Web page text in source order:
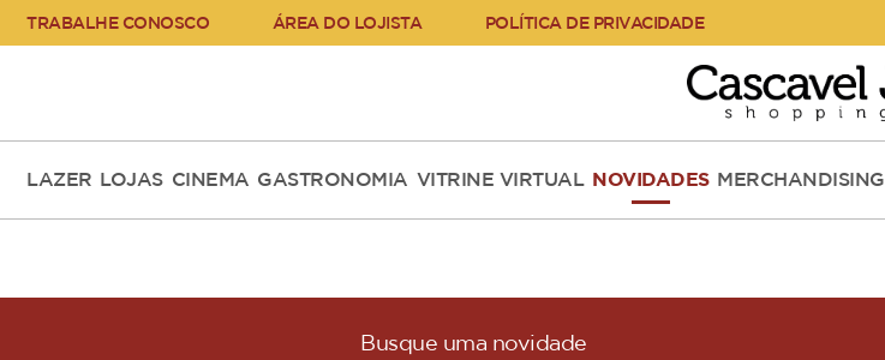
TRABALHE CONOSCO ÁREA DO LOJISTA POLÍTICA DE PRIVACIDADE
LAZER LOJAS CINEMA GASTRONOMIA VITRINE VIRTUAL NOVIDADES MERCHANDISING